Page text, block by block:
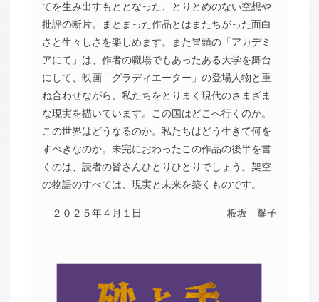
てを生み出すもととなった、とりとめのない空想や
批評の断片。まとまった作品とはまたちがった面白
さと生々しさを楽しめます。また冒頭の「アカデミ
アにて」は、作者の職場でもあったある大学を舞台
にして、映画「グラディエーター」の登場人物と重
ね合わせながら、私たちをとりまく現代のさまざま
な現実を描いています。この国はどこへ行くのか。
この世界はどうなるのか。私たちはどう生きて何を
すべきなのか。未完におわったこの作品の後半を書
くのは、読者の皆さんひとりひとりでしょう。架空
の物語のすべては、現実と未来を築くものです。
２０２５年４月１日 板坂 耀子